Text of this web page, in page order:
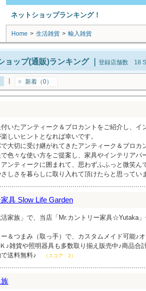
ネットショップランキング！
Home > 生活雑貨 > 輸入雑貨
ップ(通販)ランキング｜ 登録店舗数 18
新着（0）
いたアンティーク＆ブロカントをご紹介し、イ
しいヒントとなれば幸いです。
で大切に受け継がれてきたアンティーク＆ブロカ
色々な使い方をご提案し、家具やインテリアパ
ンティークに囲まれて、思わずふふっと微笑ん
しさを暮らしに取り入れて頂けたらと思ってい
具 Slow Life Garden
活家族」で、当店「Mr.カントリー家具☆Yutaka
＆つまみ（取っ手）で、カスタムメイド可能♪
♪雑貨や照明器具も多数取り揃え販売中♪商品合
送料無料♪
（スコア：2）